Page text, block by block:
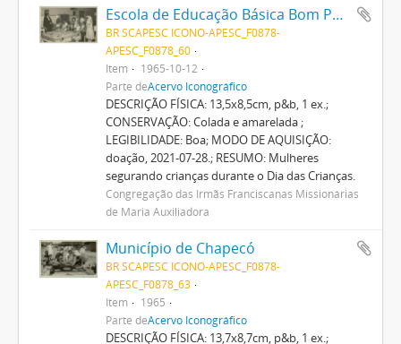
Escola de Educação Básica Bom Pastor
BR SCAPESC ICONO-APESC_F0878-
APESC_F0878_60
Item
1965-10-12
Parte deAcervo Iconográfico
DESCRIÇÃO FÍSICA: 13,5x8,5cm, p&b, 1 ex.;
CONSERVAÇÃO: Colada e amarelada ;
LEGIBILIDADE: Boa; MODO DE AQUISIÇÃO:
doação, 2021-07-28.; RESUMO: Mulheres
segurando crianças durante o Dia das Crianças.
Congregação das Irmãs Franciscanas Missionárias
de Maria Auxiliadora
Município de Chapecó
BR SCAPESC ICONO-APESC_F0878-
APESC_F0878_63
Item
1965
Parte deAcervo Iconográfico
DESCRIÇÃO FÍSICA: 13,7x8,7cm, p&b, 1 ex.;